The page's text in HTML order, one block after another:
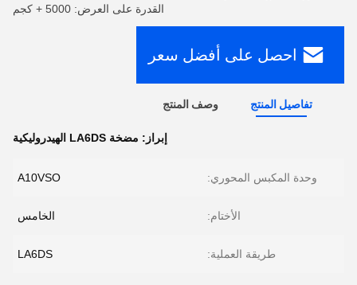
القدرة على العرض: 5000 + كجم
احصل على أفضل سعر
تفاصيل المنتج وصف المنتج
إبراز: مضخة LA6DS الهيدروليكية
وحدة المكبس المحوري: A10VSO
الأختام: الخامس
طريقة العملية: LA6DS